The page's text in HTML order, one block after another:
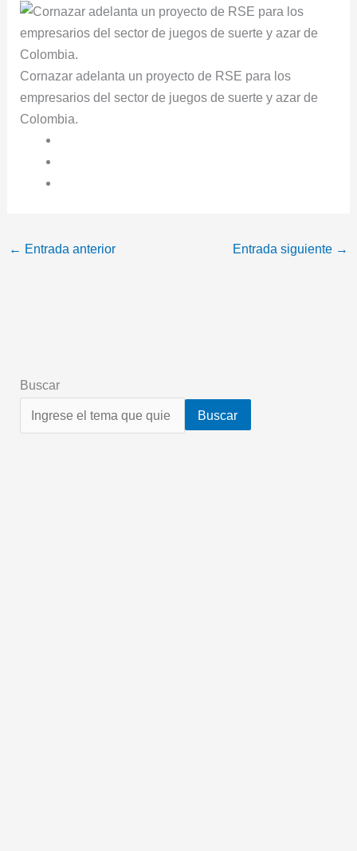
Cornazar adelanta un proyecto de RSE para los
empresarios del sector de juegos de suerte y azar de
Colombia.
← Entrada anterior Entrada siguiente →
Buscar
Buscar